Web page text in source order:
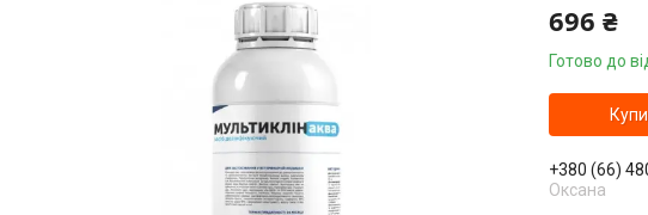
696 ₴
Готово до
+380 (66)
Оксана